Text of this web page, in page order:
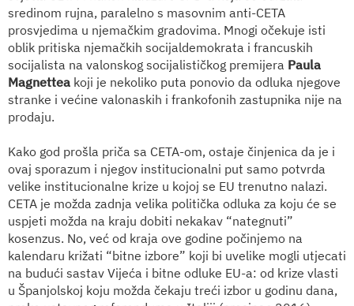
sredinom rujna, paralelno s masovnim anti-CETA
prosvjedima u njemačkim gradovima. Mnogi očekuje isti
oblik pritiska njemačkih socijaldemokrata i francuskih
socijalista na valonskog socijalističkog premijera Paula
Magnettea koji je nekoliko puta ponovio da odluka njegove
stranke i većine valonaskih i frankofonih zastupnika nije na
prodaju.
Kako god prošla priča sa CETA-om, ostaje činjenica da je i
ovaj sporazum i njegov institucionalni put samo potvrda
velike institucionalne krize u kojoj se EU trenutno nalazi.
CETA je možda zadnja velika politička odluka za koju će se
uspjeti možda na kraju dobiti nekakav “nategnuti”
kosenzus. No, već od kraja ove godine počinjemo na
kalendaru križati “bitne izbore” koji bi uvelike mogli utjecati
na budući sastav Vijeća i bitne odluke EU-a: od krize vlasti
u Španjolskoj koju možda čekaju treći izbor u godinu dana,